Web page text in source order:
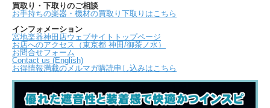
買取り・下取りのご相談
お手持ちの楽器・機材の買取り下取りはこちら
インフォメーション
宮地楽器神田店ウェブサイトトップページ
お店へのアクセス（東京都 神田/御茶ノ水）
お問合せフォーム
Contact us (English)
お得情報満載のメルマガ購読申し込みはこちら